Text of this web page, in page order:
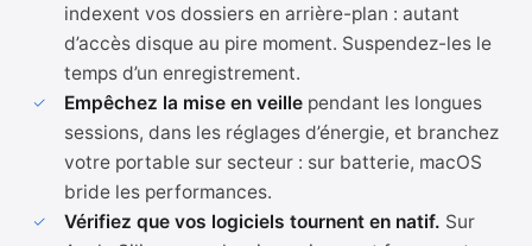
indexent vos dossiers en arrière-plan : autant
d’accès disque au pire moment. Suspendez-les le
temps d’un enregistrement.
Empêchez la mise en veille pendant les longues
sessions, dans les réglages d’énergie, et branchez
votre portable sur secteur : sur batterie, macOS
bride les performances.
Vérifiez que vos logiciels tournent en natif. Sur